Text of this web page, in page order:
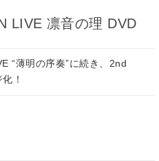
LIVE 凛音の理 DVD
“薄明の序奏”に続き、2nd
！